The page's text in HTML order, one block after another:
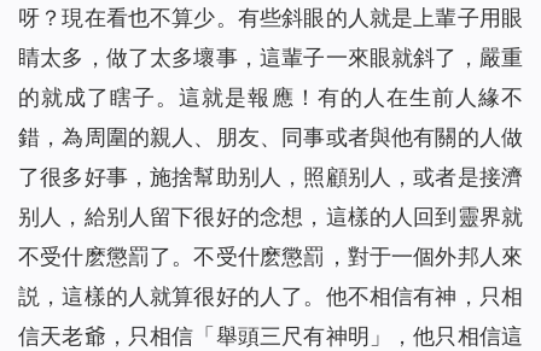
呀？現在看也不算少。有些斜眼的人就是上輩子用眼
睛太多，做了太多壞事，這輩子一來眼就斜了，嚴重
的就成了瞎子。這就是報應！有的人在生前人緣不
錯，為周圍的親人、朋友、同事或者與他有關的人做
了很多好事，施捨幫助别人，照顧别人，或者是接濟
别人，給别人留下很好的念想，這樣的人回到靈界就
不受什麽懲罰了。不受什麽懲罰，對于一個外邦人來
説，這樣的人就算很好的人了。他不相信有神，只相
信天老爺，只相信「舉頭三尺有神明」，他只相信這